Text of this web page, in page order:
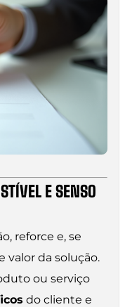
E SENSO
reforce e, se
valor da solução.
ou serviço
do cliente e